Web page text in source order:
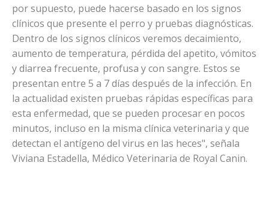
por supuesto, puede hacerse basado en los signos
clínicos que presente el perro y pruebas diagnósticas.
Dentro de los signos clínicos veremos decaimiento,
aumento de temperatura, pérdida del apetito, vómitos
y diarrea frecuente, profusa y con sangre. Estos se
presentan entre 5 a 7 días después de la infección. En
la actualidad existen pruebas rápidas específicas para
esta enfermedad, que se pueden procesar en pocos
minutos, incluso en la misma clínica veterinaria y que
detectan el antígeno del virus en las heces", señala
Viviana Estadella, Médico Veterinaria de Royal Canin.